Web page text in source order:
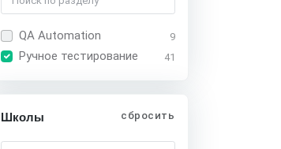
QA Automation 9
Ручное тестирование 41
Школы сбросить